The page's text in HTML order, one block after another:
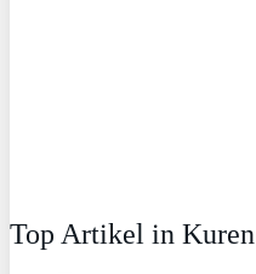
Top Artikel in Kuren